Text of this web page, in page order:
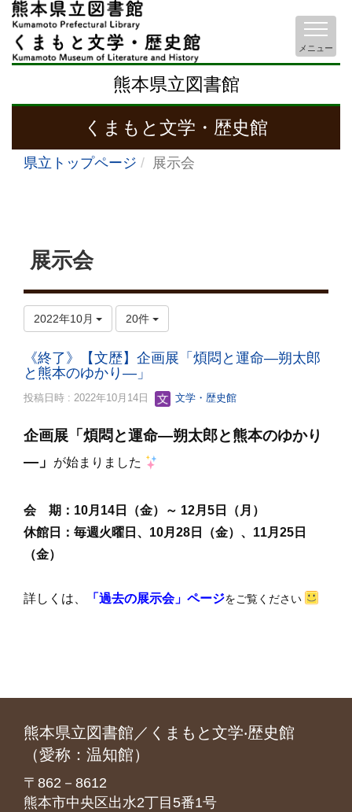
熊本県立図書館
くまもと文学・歴史館
メニュー
県立トップページ 展示会
展示会
2022年10月 20件
《終了》【文歴】企画展「煩悶と運命―朔太郎
と熊本のゆかり―」
投稿日時 : 2022年10月14日 文学・歴史館
企画展「煩悶と運命―朔太郎と熊本のゆかり
― 」 が始まりました
会 期：10月14日（金）～ 12月5日（月）
休館日：毎週火曜日、10月28日（金）、11月25日
（金）
詳しくは、 「過去の展示会」ページをご覧ください
熊本県立図書館／くまもと文学‧歴史館
（愛称：温知館）
〒862－8612
熊本市中央区出水2丁目5番1号